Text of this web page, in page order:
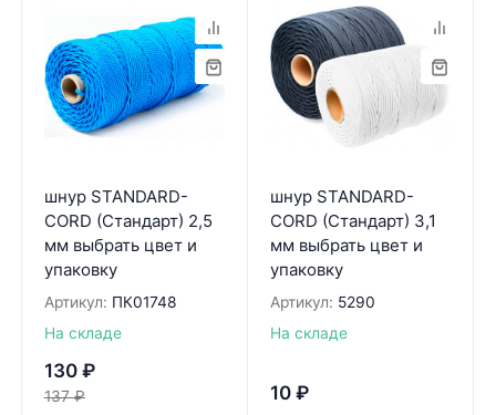
шнур STANDARD-
CORD (Стандарт) 2,5
мм выбрать цвет и
упаковку
Артикул: ПК01748
На складе
130 ₽
137 ₽
шнур STANDARD-
CORD (Стандарт) 3,1
мм выбрать цвет и
упаковку
Артикул: 5290
На складе
10 ₽